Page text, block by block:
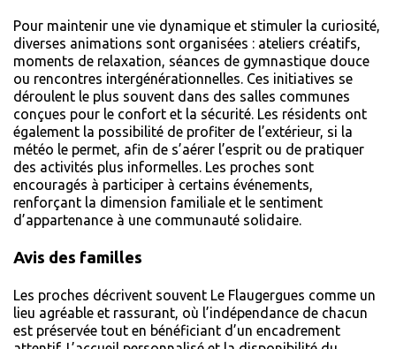
Pour maintenir une vie dynamique et stimuler la curiosité,
diverses animations sont organisées : ateliers créatifs,
moments de relaxation, séances de gymnastique douce
ou rencontres intergénérationnelles. Ces initiatives se
déroulent le plus souvent dans des salles communes
conçues pour le confort et la sécurité. Les résidents ont
également la possibilité de profiter de l’extérieur, si la
météo le permet, afin de s’aérer l’esprit ou de pratiquer
des activités plus informelles. Les proches sont
encouragés à participer à certains événements,
renforçant la dimension familiale et le sentiment
d’appartenance à une communauté solidaire.
Avis des familles
Les proches décrivent souvent Le Flaugergues comme un
lieu agréable et rassurant, où l’indépendance de chacun
est préservée tout en bénéficiant d’un encadrement